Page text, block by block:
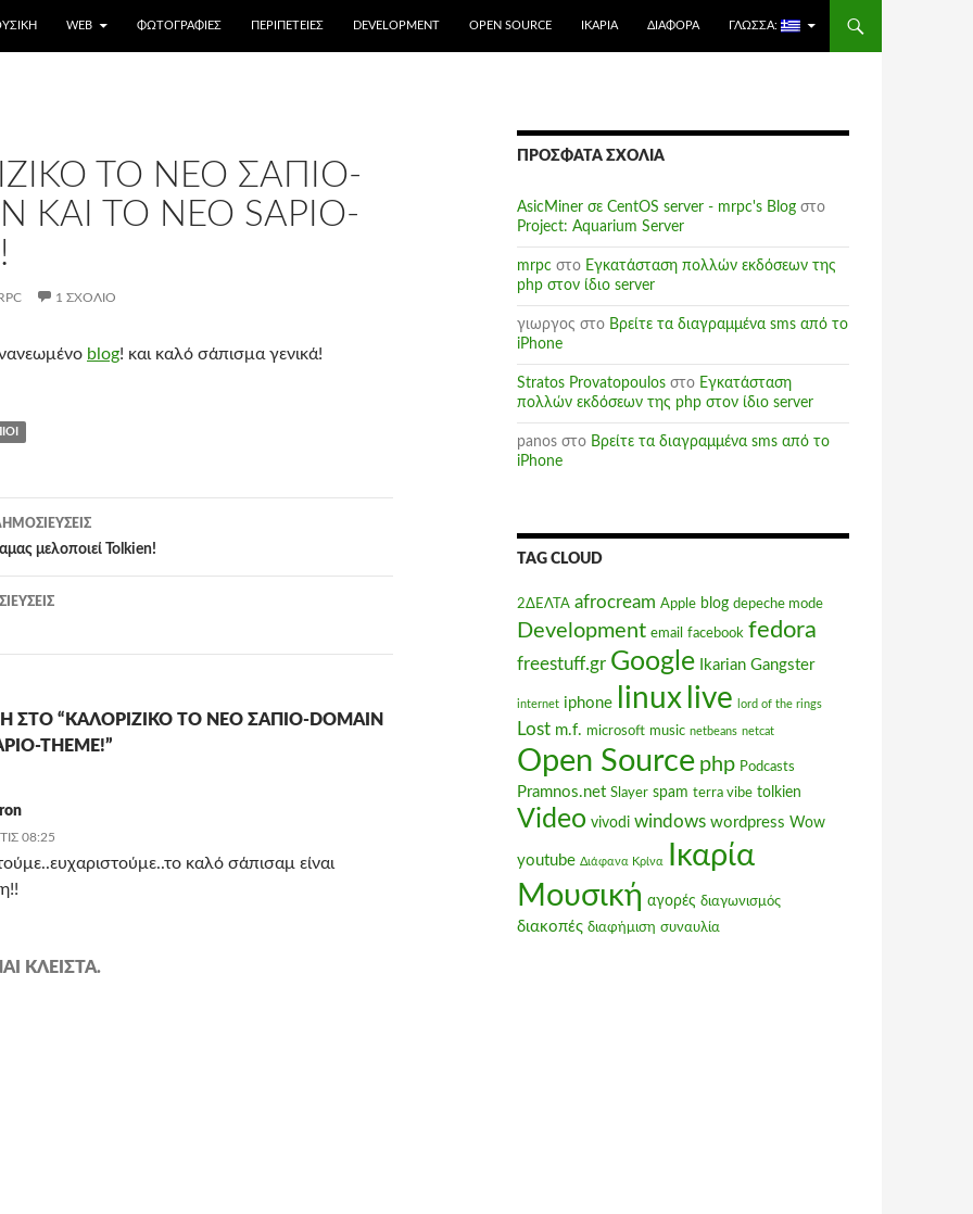
WEB ΦΩΤΟΓΡΑΦΊΕΣ ΠΕΡΙΠΈΤΕΙΕΣ DEVELOPMENT OPEN SOURCE ΙΚΑΡΊΑ ΔΙΆΦΟΡΑ ΓΛΏΣΣΑ:
ΤΟ ΝΈΟ ΣΑΠΙΟ-
ΚΑΙ ΤΟ ΝΈΟ SAPIO-
1 ΣΧΌΛΙΟ
blog! και καλό σάπισμα γενικά!
μελοποιεί Tolkien!
ΣΤΟ “ΚΑΛΟΡΊΖΙΚΟ ΤΟ ΝΈΟ ΣΑΠΙΟ-DOMAIN
THEME!”
08:25
καλό σάπισαμ είναι
ΚΛΕΙΣΤΆ.
ΠΡΌΣΦΑΤΑ ΣΧΌΛΙΑ
AsicMiner σε CentOS server - mrpc's Blog στο
Project: Aquarium Server
mrpc στο Εγκατάσταση πολλών εκδόσεων της
php στον ίδιο server
γιωργος στο Βρείτε τα διαγραμμένα sms από το
iPhone
Stratos Provatopoulos στο Εγκατάσταση
πολλών εκδόσεων της php στον ίδιο server
panos στο Βρείτε τα διαγραμμένα sms από το
iPhone
TAG CLOUD
2ΔΕΛΤΑ afrocream Apple blog depeche mode
Development email facebook fedora
freestuff.gr Google Ikarian Gangster
internet iphone linux live lord of the rings
Lost m.f. microsoft music netbeans netcat
Open Source php Podcasts
Pramnos.net Slayer spam terra vibe tolkien
Video vivodi windows wordpress Wow
youtube Διάφανα Κρίνα Ικαρία
Μουσική αγορές διαγωνισμός
διακοπές διαφήμιση συναυλία